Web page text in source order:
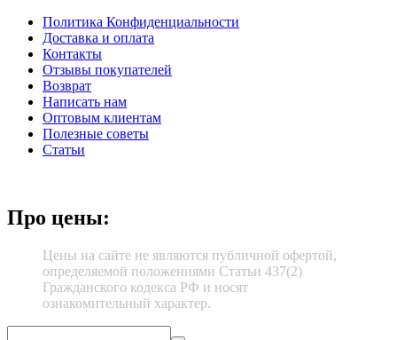
Политика Конфиденциальности
Доставка и оплата
Контакты
Отзывы покупателей
Возврат
Написать нам
Оптовым клиентам
Полезные советы
Статьи
Про цены:
Цены на сайте не являются публичной офертой,
определяемой положениями Статьи 437(2)
Гражданского кодекса РФ и носят
ознакомительный характер.